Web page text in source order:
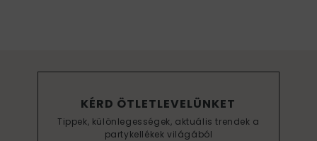
KÉRD ÖTLETLEVELÜNKET
Tippek, különlegességek, aktuális trendek a
partykellékek világából